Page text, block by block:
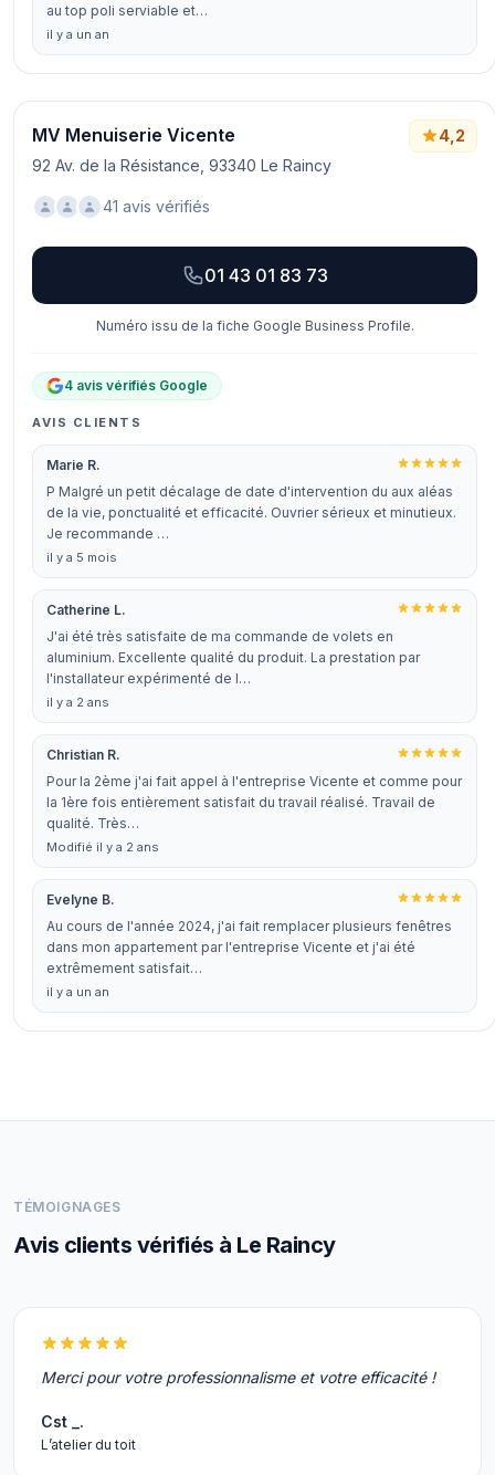
au top poli serviable et…
il y a un an
MV Menuiserie Vicente
92 Av. de la Résistance, 93340 Le Raincy
4,2
41 avis vérifiés
01 43 01 83 73
Numéro issu de la fiche Google Business Profile.
4 avis vérifiés Google
AVIS CLIENTS
Marie R.
P Malgré un petit décalage de date d'intervention du aux aléas
de la vie, ponctualité et efficacité. Ouvrier sérieux et minutieux.
Je recommande …
il y a 5 mois
Catherine L.
J'ai été très satisfaite de ma commande de volets en
aluminium. Excellente qualité du produit. La prestation par
l'installateur expérimenté de l…
il y a 2 ans
Christian R.
Pour la 2ème j'ai fait appel à l'entreprise Vicente et comme pour
la 1ère fois entièrement satisfait du travail réalisé. Travail de
qualité. Très…
Modifié il y a 2 ans
Evelyne B.
Au cours de l'année 2024, j'ai fait remplacer plusieurs fenêtres
dans mon appartement par l'entreprise Vicente et j'ai été
extrêmement satisfait…
il y a un an
TÉMOIGNAGES
Avis clients vérifiés à Le Raincy
Merci pour votre professionnalisme et votre efficacité !
Cst _.
L’atelier du toit